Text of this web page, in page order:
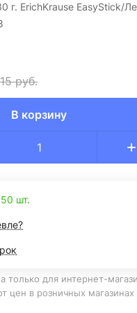
г. ErichKrause EasyStick/
руб.
В корзину
шт.
только для интернет-
цен в розничных магазинах